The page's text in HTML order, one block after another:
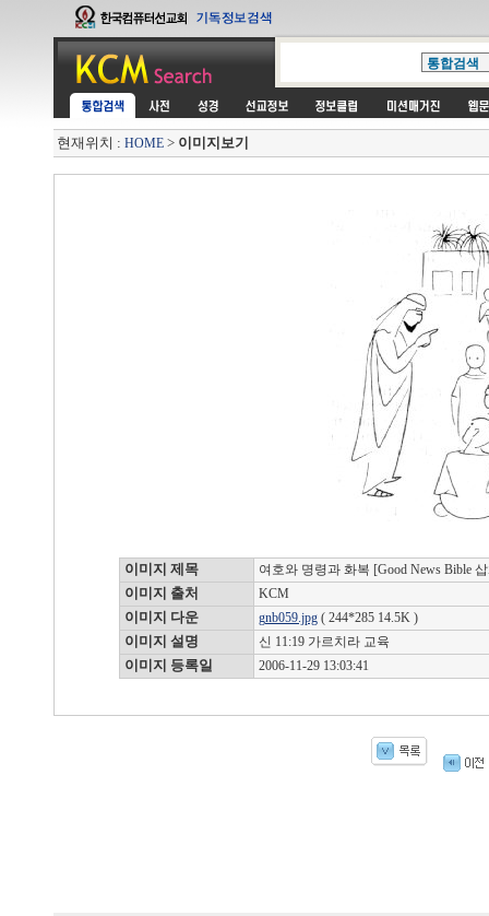
현재위치 : HOME > 이미지보기
이미지 제목 여호와 명령과 화복 [Good News Bible
이미지 출처 KCM
이미지 다운 gnb059.jpg( 244*285 14.5K )
이미지 설명 신 11:19 가르치라 교육
이미지 등록일 2006-11-29 13:03:41